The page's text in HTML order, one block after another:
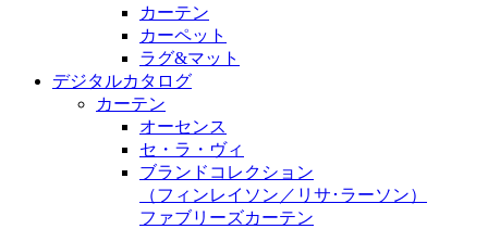
カーテン
カーペット
ラグ&マット
デジタルカタログ
カーテン
オーセンス
セ・ラ・ヴィ
ブランドコレクション
（フィンレイソン／リサ･ラーソン）
ファブリーズカーテン